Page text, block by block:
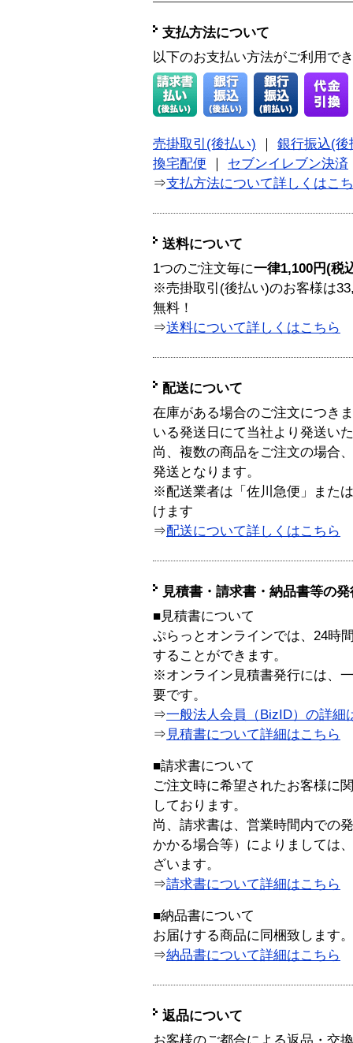
支払方法について
以下のお支払い方法がご利用で
売掛取引(後払い)
銀行振込(後
換宅配便
セブンイレブン決済
⇒支払方法について詳しくはこ
送料について
1つのご注文毎に一律1,100円(税
※売掛取引(後払い)のお客様は
無料！
⇒送料について詳しくはこちら
配送について
在庫がある場合のご注文につき
いる発送日にて当社より発送い
尚、複数の商品をご注文の場合
発送となります。
※配送業者は「佐川急便」また
けます
⇒配送について詳しくはこちら
見積書・請求書・納品書等の
■見積書について
ぷらっとオンラインでは、24時
することができます。
※オンライン見積書発行には、
要です。
⇒一般法人会員（BizID）の詳細
⇒ 見積書について詳細はこちら
■請求書について
ご注文時に希望されたお客様に
しております。
尚、請求書は、営業時間内での
かかる場合等）によりましては
ざいます。
⇒請求書について詳細はこちら
■納品書について
お届けする商品に同梱致します。
⇒納品書について詳細はこちら
返品について